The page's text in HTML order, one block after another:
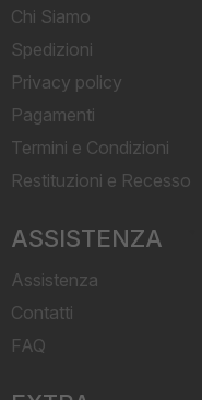
Chi Siamo
Spedizioni
Privacy policy
Pagamenti
Termini e Condizioni
Restituzioni e Recesso
ASSISTENZA
Assistenza
Contatti
FAQ